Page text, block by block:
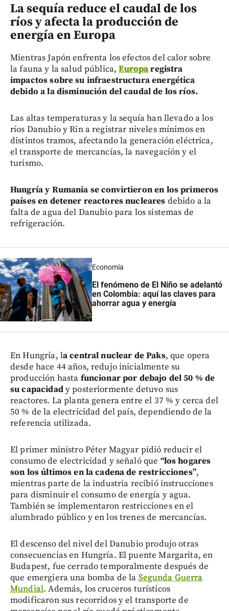
La sequía reduce el caudal de los
ríos y afecta la producción de
energía en Europa
Mientras Japón enfrenta los efectos del calor sobre
la fauna y la salud pública,Europaregistra
impactos sobre su infraestructura energética
debido a la disminución del caudal de los ríos.
Las altas temperaturas y la sequía han llevado a los
ríos Danubio y Rin a registrar niveles mínimos en
distintos tramos, afectando la generación eléctrica,
el transporte de mercancías, la navegación y el
turismo.
Hungría y Rumania se convirtieron en los primeros
países en detener reactores nucleares debido a la
falta de agua del Danubio para los sistemas de
refrigeración.
Economía
El fenómeno de El Niño se adelantó
en Colombia: aquí las claves para
ahorrar agua y energía
En Hungría, la central nuclear de Paks, que opera
desde hace 44 años, redujo inicialmente su
producción hasta funcionar por debajo del 50 % de
su capacidady posteriormente detuvo sus
reactores. La planta genera entre el 37 % y cerca del
50 % de la electricidad del país, dependiendo de la
referencia utilizada.
El primer ministro Péter Magyar pidió reducir el
consumo de electricidad y señaló que “los hogares
son los últimos en la cadena de restricciones”,
mientras parte de la industria recibió instrucciones
para disminuir el consumo de energía y agua.
También se implementaron restricciones en el
alumbrado público y en los trenes de mercancías.
El descenso del nivel del Danubio produjo otras
consecuencias en Hungría. El puente Margarita, en
Budapest, fue cerrado temporalmente después de
que emergiera una bomba de la Segunda Guerra
Mundial. Además, los cruceros turísticos
modificaron sus recorridos y el transporte de